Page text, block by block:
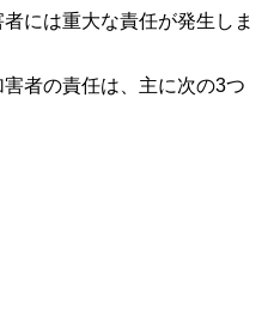
には重大な責任が発生しま
者の責任は、主に次の3つ